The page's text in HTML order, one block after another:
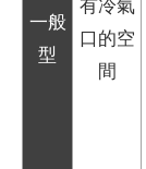
一般
型
口的空
間